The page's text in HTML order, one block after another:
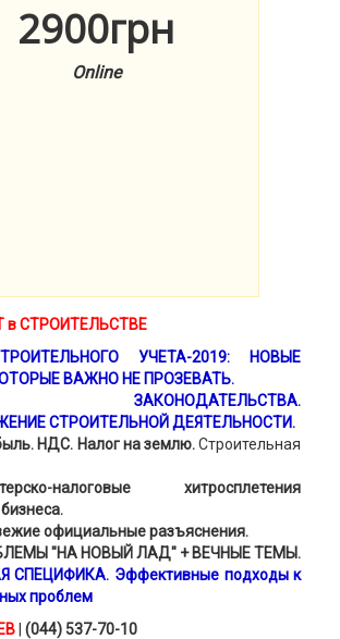
2900грн
Online
вСТРОИТЕЛЬСТВЕ
УЧЕТА-2019: НОВЫЕ
ВАЖНО НЕ ПРОЗЕВАТЬ.
ЗАКОНОДАТЕЛЬСТВА.
СТРОИТЕЛЬНОЙ ДЕЯТЕЛЬНОСТИ.
НДС. Налог на землю.Строительная
налоговые хитросплетения
официальные разъяснения.
"НА НОВЫЙ ЛАД" + ВЕЧНЫЕ ТЕМЫ.
СПЕЦИФИКА. Эффективные подходы к
проблем
(044) 537-70-10